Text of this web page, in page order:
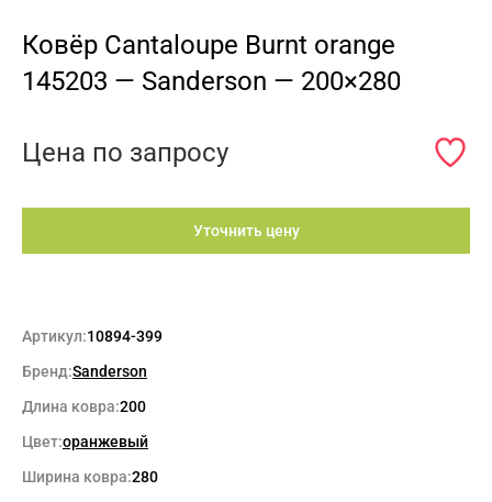
Ковёр Cantaloupe Burnt orange
145203 — Sanderson — 200×280
Цена по запросу
Уточнить цену
Артикул:10894-399
Бренд:Sanderson
Длина ковра:200
Цвет:оранжевый
Ширина ковра:280